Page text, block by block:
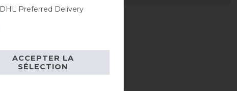
DHL Preferred Delivery
ACCEPTER LA
SÉLECTION